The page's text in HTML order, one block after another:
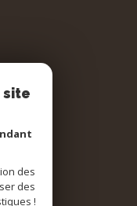
site
des
des
!